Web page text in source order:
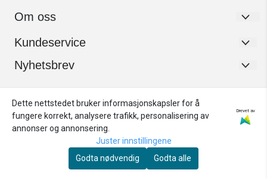
Om oss
Frøken Pedersen
Storgata 7B
Org. nr. 892864462
Tlf:468 08 187
post@frokenpedersen.no
Kundeservice
Om oss
Kjøpsbetingelser
Salgsbetingelser
Frøken Pedersen Frisør
Nyhetsbrev
Dette nettstedet bruker informasjonskapsler for å
fungere korrekt, analysere trafikk, personalisering av
annonser og annonsering.
Drevet av
Juster innstillingene
Godta nødvendig
Godta alle